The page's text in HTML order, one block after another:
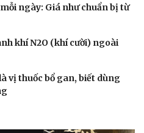
ngày: Giá như chuẩn bị từ
khí N2O (khí cười) ngoài
vị thuốc bổ gan, biết dùng